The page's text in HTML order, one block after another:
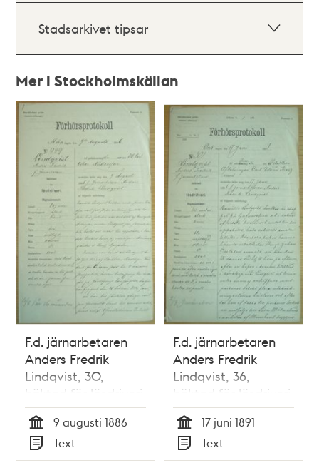
Stadsarkivet tipsar
Mer i Stockholmskällan
Relaterade
teman
F.d. järnarbetaren
Anders Fredrik
Lindqvist, 30,
häktad för lösdriveri
9 augusti 1886 -
polisförhör
Tid
9 augusti 1886
Typ
Text
F.d. järnarbetaren
Anders Fredrik
Lindqvist, 36,
häktad för lösdriveri
17 juni 1891 -
polisförhör
Tid
17 juni 1891
Typ
Text